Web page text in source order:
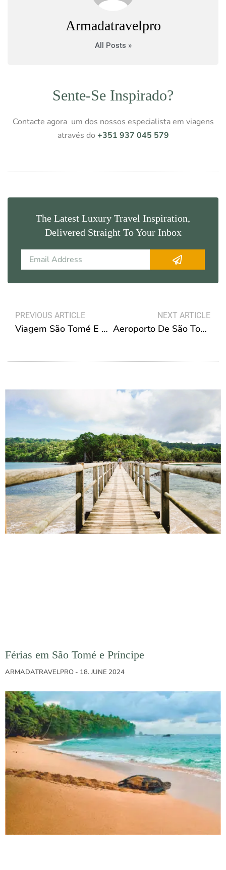
Armadatravelpro
All Posts »
Sente-Se Inspirado?
Contacte agora um dos nossos especialista em viagens
através do +351 937 045 579
The Latest Luxury Travel Inspiration,
Delivered Straight To Your Inbox
Email Submit
Prev
PREVIOUS ARTICLE
Viagem São Tomé E Príncipe Melhor Altura
NEXT ARTICLE
Aeroporto De São Tomé E Príncipe
Férias em São Tomé e Príncipe
ARMADATRAVELPRO 18. JUNE 2024